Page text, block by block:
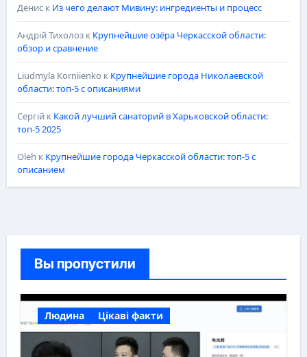
Дениск Из чего делают Мивину: ингредиенты и процесс
Андрій Тихолозк Крупнейшие озёра Черкасской области:
обзор и сравнение
Liudmyla Korniienko к Крупнейшие города Николаевской
области: топ-5 с описаниями
Сергійк Какой лучший санаторий в Харьковской области:
топ-5 2025
Oleh к Крупнейшие города Черкасской области: топ-5 с
описанием
Вы пропустили
Людина Цікаві факти